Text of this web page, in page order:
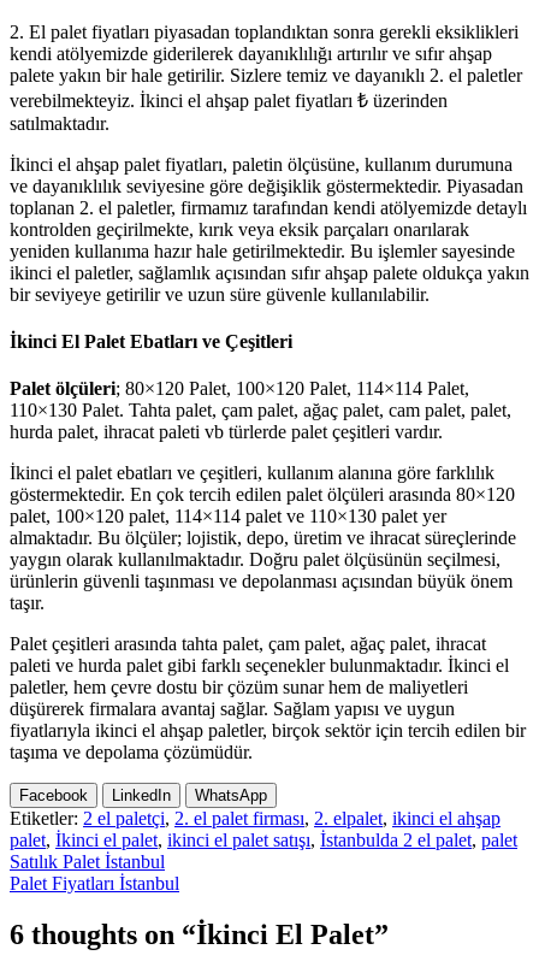
2. El palet fiyatları piyasadan toplandıktan sonra gerekli eksiklikleri
kendi atölyemizde giderilerek dayanıklılığı artırılır ve sıfır ahşap
palete yakın bir hale getirilir. Sizlere temiz ve dayanıklı 2. el paletler
verebilmekteyiz. İkinci el ahşap palet fiyatları ₺ üzerinden
satılmaktadır.
İkinci el ahşap palet fiyatları, paletin ölçüsüne, kullanım durumuna
ve dayanıklılık seviyesine göre değişiklik göstermektedir. Piyasadan
toplanan 2. el paletler, firmamız tarafından kendi atölyemizde detaylı
kontrolden geçirilmekte, kırık veya eksik parçaları onarılarak
yeniden kullanıma hazır hale getirilmektedir. Bu işlemler sayesinde
ikinci el paletler, sağlamlık açısından sıfır ahşap palete oldukça yakın
bir seviyeye getirilir ve uzun süre güvenle kullanılabilir.
İkinci El Palet Ebatları ve Çeşitleri
Palet ölçüleri; 80×120 Palet, 100×120 Palet, 114×114 Palet,
110×130 Palet. Tahta palet, çam palet, ağaç palet, cam palet, palet,
hurda palet, ihracat paleti vb türlerde palet çeşitleri vardır.
İkinci el palet ebatları ve çeşitleri, kullanım alanına göre farklılık
göstermektedir. En çok tercih edilen palet ölçüleri arasında 80×120
palet, 100×120 palet, 114×114 palet ve 110×130 palet yer
almaktadır. Bu ölçüler; lojistik, depo, üretim ve ihracat süreçlerinde
yaygın olarak kullanılmaktadır. Doğru palet ölçüsünün seçilmesi,
ürünlerin güvenli taşınması ve depolanması açısından büyük önem
taşır.
Palet çeşitleri arasında tahta palet, çam palet, ağaç palet, ihracat
paleti ve hurda palet gibi farklı seçenekler bulunmaktadır. İkinci el
paletler, hem çevre dostu bir çözüm sunar hem de maliyetleri
düşürerek firmalara avantaj sağlar. Sağlam yapısı ve uygun
fiyatlarıyla ikinci el ahşap paletler, birçok sektör için tercih edilen bir
taşıma ve depolama çözümüdür.
Facebook LinkedIn WhatsApp
Etiketler: 2 el paletçi, 2. el palet firması, 2. elpalet, ikinci el ahşap
palet, İkinci el palet, ikinci el palet satışı, İstanbulda 2 el palet, palet
Yazı
gezinmesi
Satılık Palet İstanbul
Palet Fiyatları İstanbul
6 thoughts on “İkinci El Palet”